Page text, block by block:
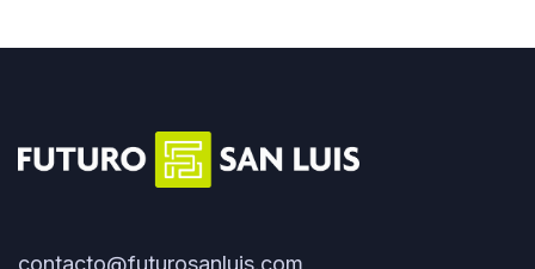
contacto@futurosanluis.com